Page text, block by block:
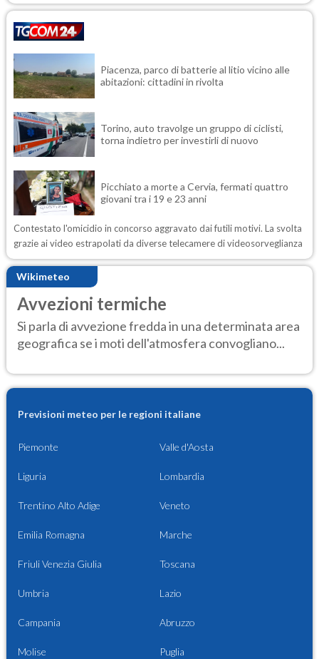
Piacenza, parco di batterie al litio vicino alle
abitazioni: cittadini in rivolta
Torino, auto travolge un gruppo di ciclisti,
torna indietro per investirli di nuovo
Picchiato a morte a Cervia, fermati quattro
giovani tra i 19 e 23 anni
Contestato l'omicidio in concorso aggravato dai futili motivi. La svolta
grazie ai video estrapolati da diverse telecamere di videosorveglianza
Wikimeteo
Avvezioni termiche
Si parla di avvezione fredda in una determinata area
geografica se i moti dell'atmosfera convogliano...
Previsioni meteo per le regioni italiane
Piemonte Valle d'Aosta
Liguria Lombardia
Trentino Alto Adige Veneto
Emilia Romagna Marche
Friuli Venezia Giulia Toscana
Umbria Lazio
Campania Abruzzo
Molise Puglia